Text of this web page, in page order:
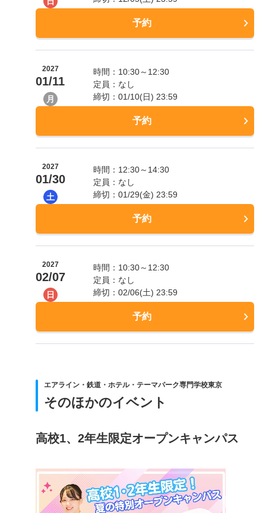
予約
2027
01/11
月
時間：10:30～12:30
定員：なし
締切：01/10(日) 23:59
予約
2027
01/30
土
時間：12:30～14:30
定員：なし
締切：01/29(金) 23:59
予約
2027
02/07
日
時間：10:30～12:30
定員：なし
締切：02/06(土) 23:59
予約
エアライン・鉄道・ホテル・テーマパーク専門学校東京
そのほかのイベント
高校1、2年生限定オープンキャンパス